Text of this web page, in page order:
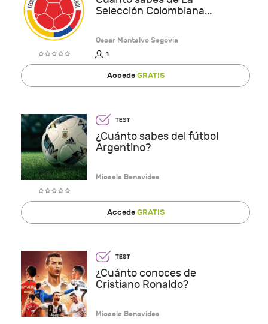
Selección Colombiana...
Oscar Montalvo Segovia
1
AccedeGRATIS
¿Cuánto sabes del fútbol
Argentino?
Micaela Benavides
AccedeGRATIS
¿Cuánto conoces de
Cristiano Ronaldo?
Micaela Benavides